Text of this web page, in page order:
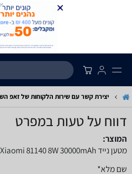
יצירת קשר עם שירות הלקוחות של זאפ
דווח על טעות במפרט
המוצר:
מטען נייד Xiaomi 81140 8W 30000mAh
שם מלא*